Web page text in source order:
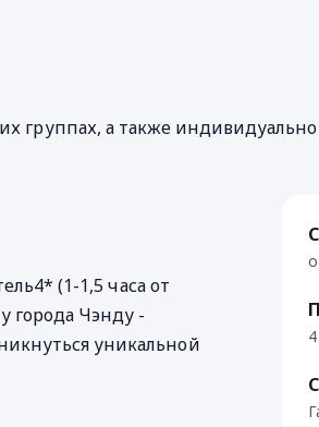
группах, а также индивидуально
(1-1,5 часа от
города Чэнду -
уникальной